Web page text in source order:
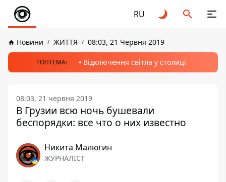
RU
Новини ЖИТТЯ 08:03, 21 Червня 2019
ТОПТЕМА: Відключення світла у столиці
08:03, 21 червня 2019
В Грузии всю ночь бушевали
беспорядки: все что о них известно
Никита Малюгин
ЖУРНАЛІСТ